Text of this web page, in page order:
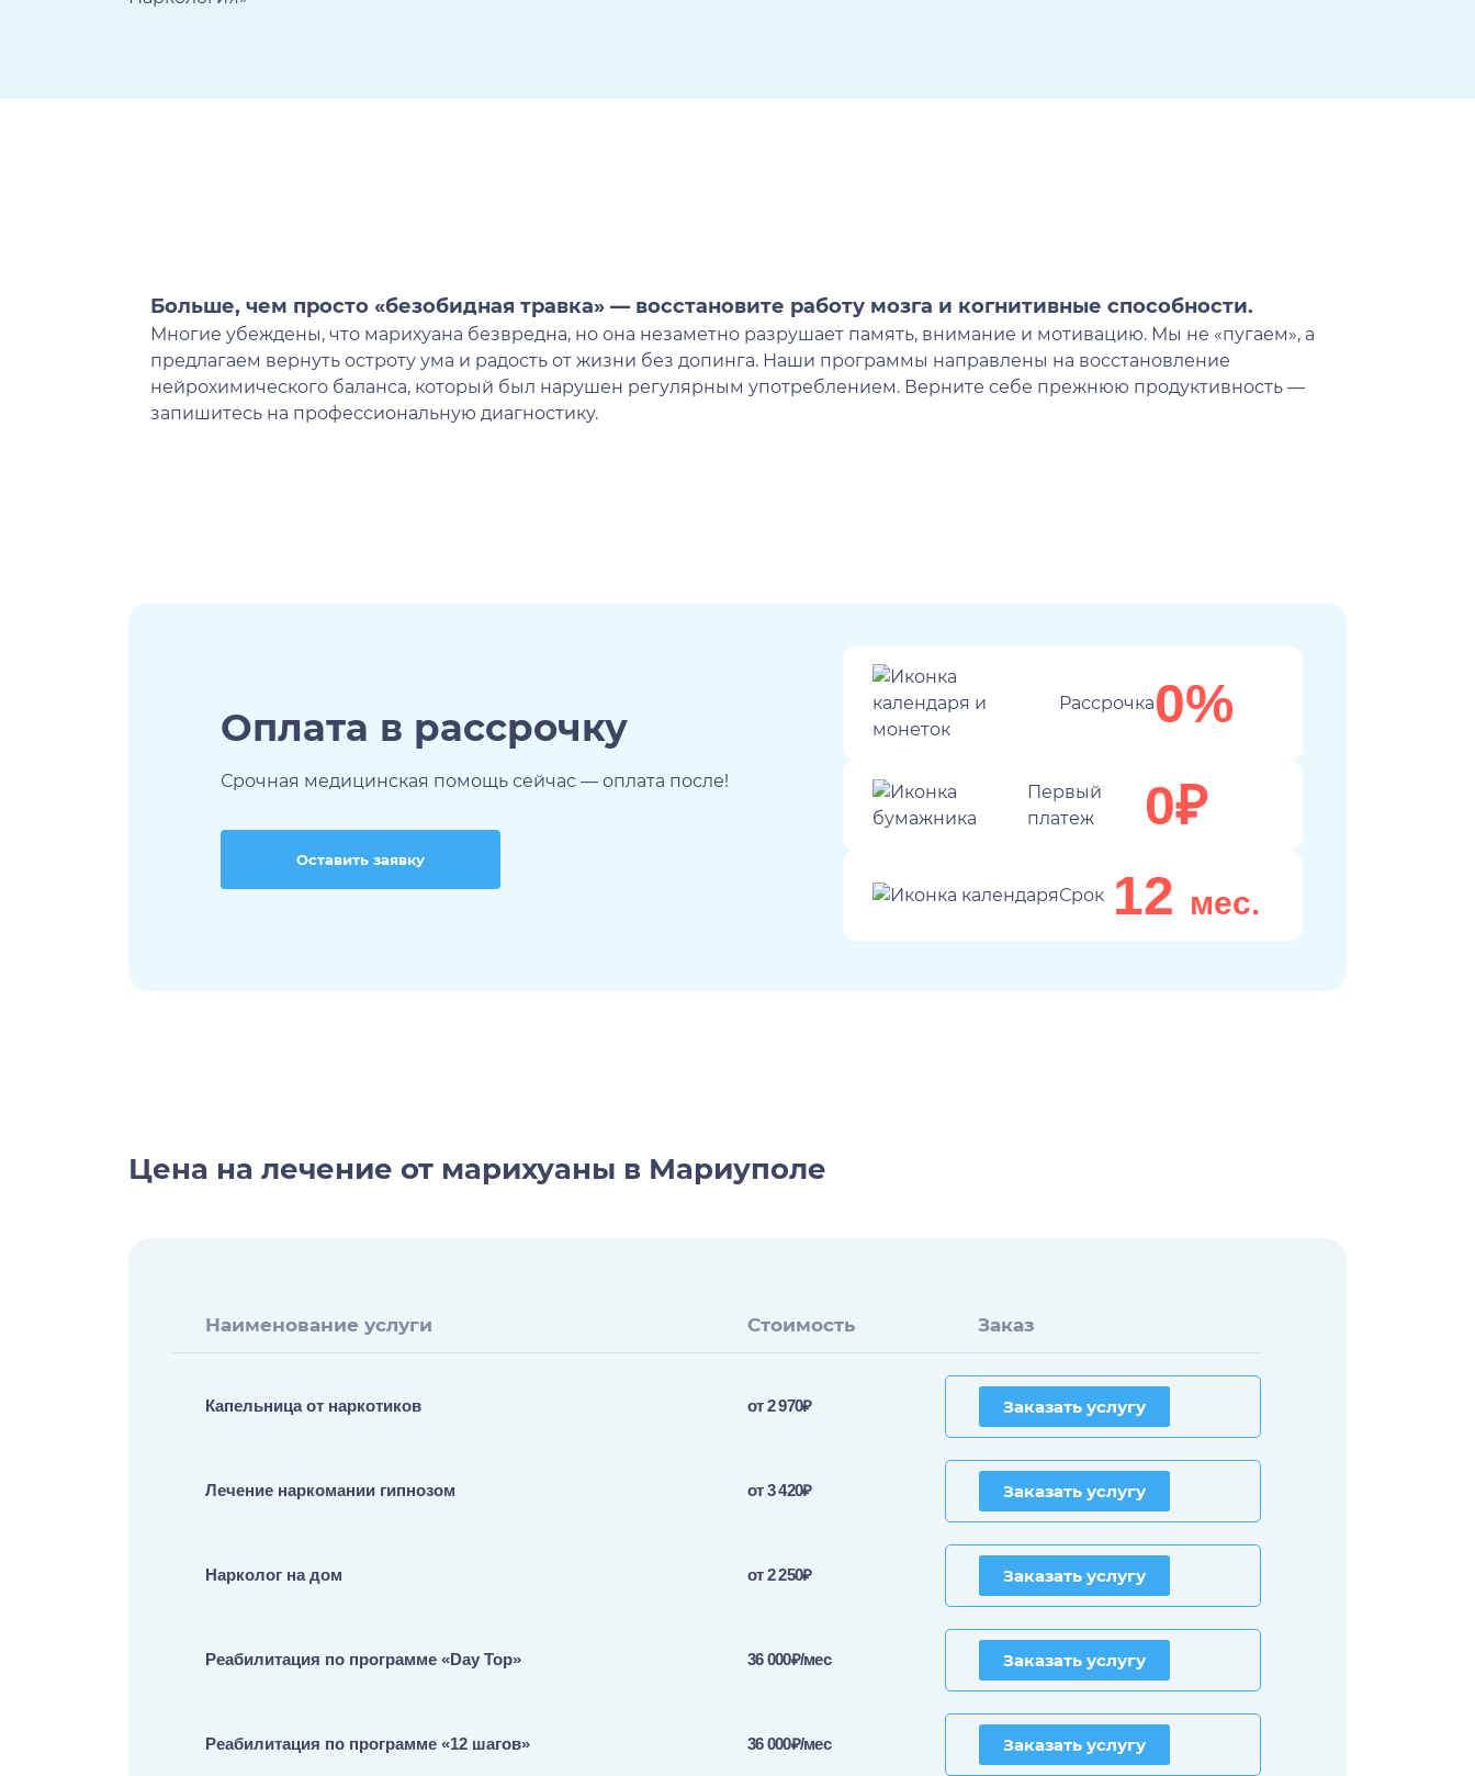
Больше, чем просто «безобидная травка» — восстановите работу мозга и когнитивные способности.
Многие убеждены, что марихуана безвредна, но она незаметно разрушает память, внимание и мотивацию. Мы не «пугаем», а
предлагаем вернуть остроту ума и радость от жизни без допинга. Наши программы направлены на восстановление
нейрохимического баланса, который был нарушен регулярным употреблением. Верните себе прежнюю продуктивность —
запишитесь на профессиональную диагностику.
Оплата в рассрочку
Срочная медицинская помощь сейчас — оплата после!
Рассрочка0%
Первый
платеж
0₽
Срок 12 мес.
Оставить заявку
Цена на лечение от марихуаны в Мариуполе
Наименование услуги Стоимость Заказ
Капельница от наркотиков от 2 970₽ Заказать услугу
Заказать услугу
Лечение наркомании гипнозом от 3 420₽ Заказать услугу
Заказать услугу
Нарколог на дом от 2 250₽ Заказать услугу
Заказать услугу
Реабилитация по программе «Day Top» 36 000₽/мес Заказать услугу
Заказать услугу
Реабилитация по программе «12 шагов» 36 000₽/мес Заказать услугу
Заказать услугу